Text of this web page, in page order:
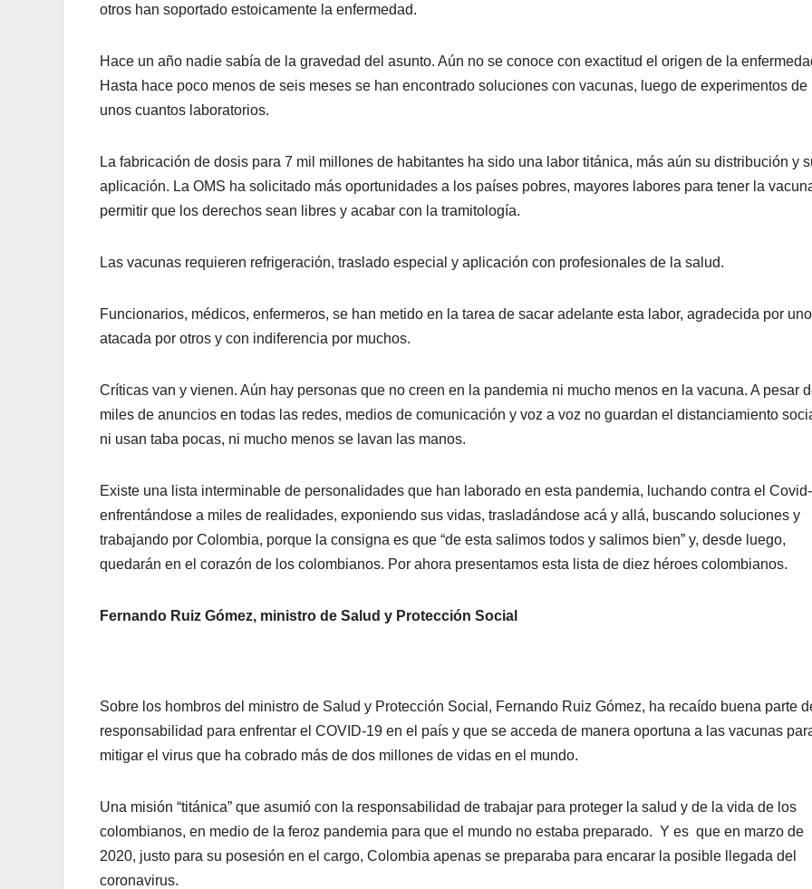
otros han soportado estoicamente la enfermedad.
Hace un año nadie sabía de la gravedad del asunto. Aún no se conoce con exactitud el origen de la
Hasta hace poco menos de seis meses se han encontrado soluciones con vacunas, luego de experimentos de
unos cuantos laboratorios.
La fabricación de dosis para 7 mil millones de habitantes ha sido una labor titánica, más aún su distribución y
aplicación. La OMS ha solicitado más oportunidades a los países pobres, mayores labores para tener la
permitir que los derechos sean libres y acabar con la tramitología.
Las vacunas requieren refrigeración, traslado especial y aplicación con profesionales de la salud.
Funcionarios, médicos, enfermeros, se han metido en la tarea de sacar adelante esta labor, agradecida por
atacada por otros y con indiferencia por muchos.
Críticas van y vienen. Aún hay personas que no creen en la pandemia ni mucho menos en la vacuna. A pesar
miles de anuncios en todas las redes, medios de comunicación y voz a voz no guardan el distanciamiento
ni usan taba pocas, ni mucho menos se lavan las manos.
Existe una lista interminable de personalidades que han laborado en esta pandemia, luchando contra el
enfrentándose a miles de realidades, exponiendo sus vidas, trasladándose acá y allá, buscando soluciones y
trabajando por Colombia, porque la consigna es que “de esta salimos todos y salimos bien” y, desde luego,
quedarán en el corazón de los colombianos. Por ahora presentamos esta lista de diez héroes colombianos.
Fernando Ruiz Gómez, ministro de Salud y Protección Social
Sobre los hombros del ministro de Salud y Protección Social, Fernando Ruiz Gómez, ha recaído buena parte
responsabilidad para enfrentar el COVID-19 en el país y que se acceda de manera oportuna a las vacunas
mitigar el virus que ha cobrado más de dos millones de vidas en el mundo.
Una misión “titánica” que asumió con la responsabilidad de trabajar para proteger la salud y de la vida de los
colombianos, en medio de la feroz pandemia para que el mundo no estaba preparado. Y es que en marzo de
2020, justo para su posesión en el cargo, Colombia apenas se preparaba para encarar la posible llegada del
coronavirus.